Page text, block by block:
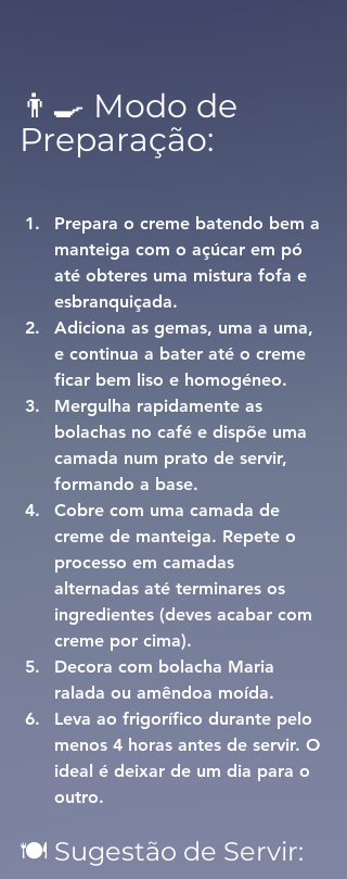
👨‍🍳 Modo de
Preparação:
Prepara o creme batendo bem a
manteiga com o açúcar em pó
até obteres uma mistura fofa e
esbranquiçada.
Adiciona as gemas, uma a uma,
e continua a bater até o creme
ficar bem liso e homogéneo.
Mergulha rapidamente as
bolachas no café e dispõe uma
camada num prato de servir,
formando a base.
Cobre com uma camada de
creme de manteiga. Repete o
processo em camadas
alternadas até terminares os
ingredientes (deves acabar com
creme por cima).
Decora com bolacha Maria
ralada ou amêndoa moída.
Leva ao frigorífico durante pelo
menos 4 horas antes de servir. O
ideal é deixar de um dia para o
outro.
🍽️ Sugestão de Servir: